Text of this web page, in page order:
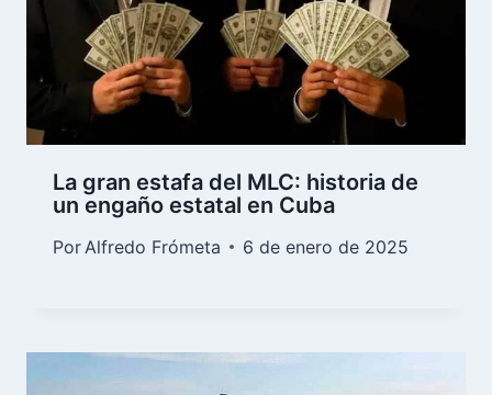
La gran estafa del MLC: historia de
un engaño estatal en Cuba
Por Alfredo Frómeta 6 de enero de 2025